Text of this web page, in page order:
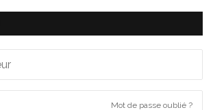
Mot de passe oublié ?